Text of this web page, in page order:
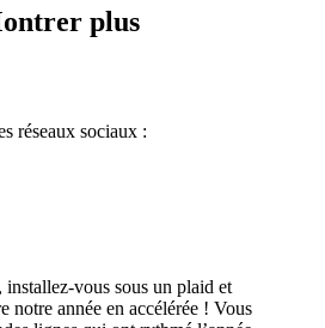
plus
réseaux sociaux :
installez-vous sous un plaid et
notre année en accélérée ! Vous